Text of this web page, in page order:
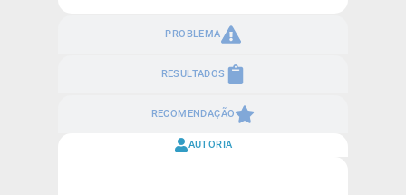
PROBLEMA
RESULTADOS
RECOMENDAÇÃO
AUTORIA